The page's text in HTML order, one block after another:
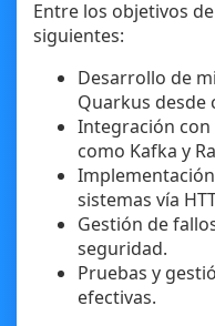
Entre los objetivos
siguientes:
Desarrollo de
Quarkus desde
Integración con
como Kafka y
sistemas vía
Gestión de
seguridad.
Pruebas y
efectivas.